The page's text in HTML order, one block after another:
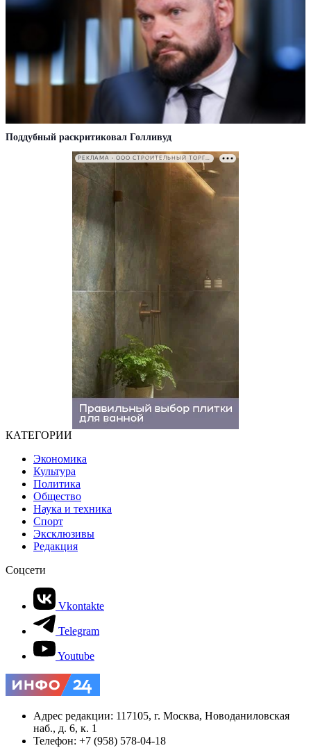
Поддубный раскритиковал Голливуд
РЕКЛАМА • ООО СТРОИТЕЛЬНЫЙ ТОРГОВЫЙ ДОМ «ПЕТРОВИЧ». ИНН: 7802348846
КАТЕГОРИИ
Экономика
Культура
Политика
Общество
Наука и техника
Спорт
Эксклюзивы
Редакция
Соцсети
Vkontakte
Telegram
Youtube
Адрес редакции: 117105, г. Москва, Новоданиловская
наб., д. 6, к. 1
Телефон: +7 (958) 578-04-18